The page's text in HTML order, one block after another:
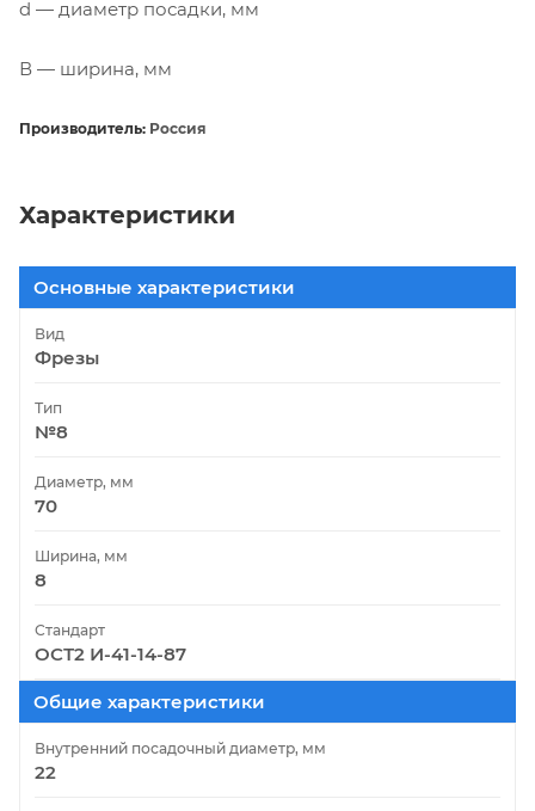
d — диаметр посадки, мм
В — ширина, мм
Производитель: Россия
Характеристики
Основные характеристики
Вид
Фрезы
Тип
№8
Диаметр, мм
70
Ширина, мм
8
Стандарт
ОСТ2 И-41-14-87
Общие характеристики
Внутренний посадочный диаметр, мм
22